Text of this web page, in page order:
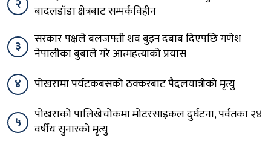
२
बादलडाँडा क्षेत्रबाट सम्पर्कविहीन
३
सरकार पक्षले बलजफ्ती शव बुझ्न दबाब दिएपछि गणेश
नेपालीका बुबाले गरे आत्महत्याको प्रयास
४
पोखरामा पर्यटकबसको ठक्करबाट पैदलयात्रीको मृत्यु
५
पोखराको पालिखेचोकमा मोटरसाइकल दुर्घटना, पर्वतका २४
वर्षीय सुनारको मृत्यु